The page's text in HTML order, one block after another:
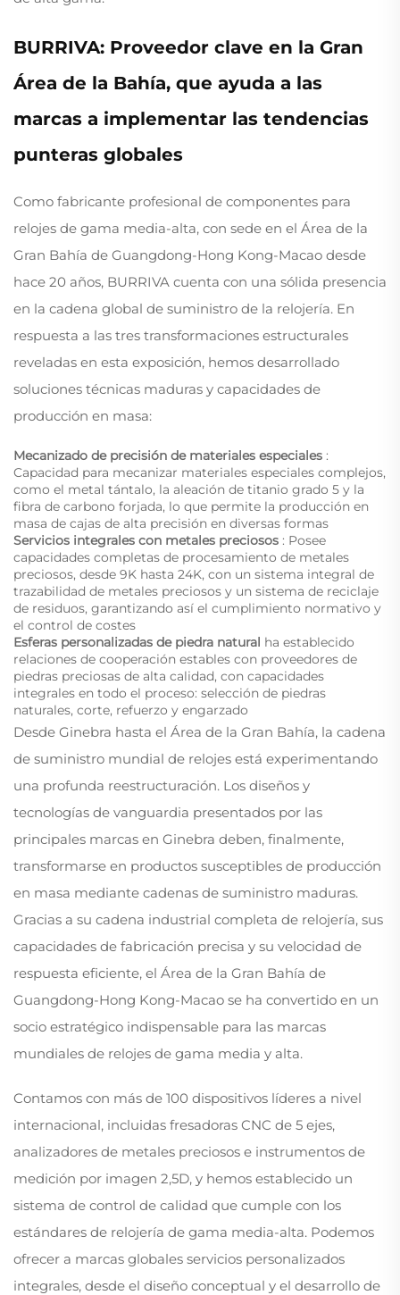
BURRIVA: Proveedor clave en la Gran
Área de la Bahía, que ayuda a las
marcas a implementar las tendencias
punteras globales
Como fabricante profesional de componentes para
relojes de gama media-alta, con sede en el Área de la
Gran Bahía de Guangdong-Hong Kong-Macao desde
hace 20 años, BURRIVA cuenta con una sólida presencia
en la cadena global de suministro de la relojería. En
respuesta a las tres transformaciones estructurales
reveladas en esta exposición, hemos desarrollado
soluciones técnicas maduras y capacidades de
producción en masa:
Mecanizado de precisión de materiales especiales :
Capacidad para mecanizar materiales especiales complejos,
como el metal tántalo, la aleación de titanio grado 5 y la
fibra de carbono forjada, lo que permite la producción en
masa de cajas de alta precisión en diversas formas
Servicios integrales con metales preciosos : Posee
capacidades completas de procesamiento de metales
preciosos, desde 9K hasta 24K, con un sistema integral de
trazabilidad de metales preciosos y un sistema de reciclaje
de residuos, garantizando así el cumplimiento normativo y
el control de costes
Esferas personalizadas de piedra natural ha establecido
relaciones de cooperación estables con proveedores de
piedras preciosas de alta calidad, con capacidades
integrales en todo el proceso: selección de piedras
naturales, corte, refuerzo y engarzado
Desde Ginebra hasta el Área de la Gran Bahía, la cadena
de suministro mundial de relojes está experimentando
una profunda reestructuración. Los diseños y
tecnologías de vanguardia presentados por las
principales marcas en Ginebra deben, finalmente,
transformarse en productos susceptibles de producción
en masa mediante cadenas de suministro maduras.
Gracias a su cadena industrial completa de relojería, sus
capacidades de fabricación precisa y su velocidad de
respuesta eficiente, el Área de la Gran Bahía de
Guangdong-Hong Kong-Macao se ha convertido en un
socio estratégico indispensable para las marcas
mundiales de relojes de gama media y alta.
Contamos con más de 100 dispositivos líderes a nivel
internacional, incluidas fresadoras CNC de 5 ejes,
analizadores de metales preciosos e instrumentos de
medición por imagen 2,5D, y hemos establecido un
sistema de control de calidad que cumple con los
estándares de relojería de gama media-alta. Podemos
ofrecer a marcas globales servicios personalizados
integrales, desde el diseño conceptual y el desarrollo de